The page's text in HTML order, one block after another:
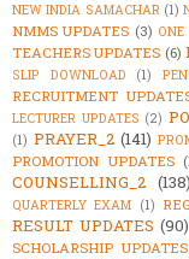
NEW INDIA SAMACHAR (1)
NMMS UPDATES (3)
TEACHERS UPDATES (6)
SLIP DOWNLOAD
(1)
RECRUITMENT
LECTURER UPDATES (2)
(1) PRAYER_2 (141)
PROMOTION UPDATES
COUNSELLING_2 (138)
QUARTERLY EXAM (1)
RESULT UPDATES (90)
SCHOLARSHIP UPDATES